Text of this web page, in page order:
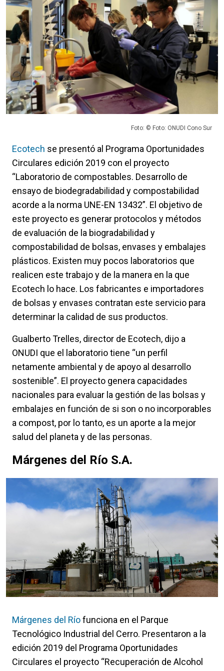
Foto: © Foto: ONUDI Cono Sur
Ecotech se presentó al Programa Oportunidades
Circulares edición 2019 con el proyecto
“Laboratorio de compostables. Desarrollo de
ensayo de biodegradabilidad y compostabilidad
acorde a la norma UNE-EN 13432”. El objetivo de
este proyecto es generar protocolos y métodos
de evaluación de la biogradabilidad y
compostabilidad de bolsas, envases y embalajes
plásticos. Existen muy pocos laboratorios que
realicen este trabajo y de la manera en la que
Ecotech lo hace. Los fabricantes e importadores
de bolsas y envases contratan este servicio para
determinar la calidad de sus productos.
Gualberto Trelles, director de Ecotech, dijo a
ONUDI que el laboratorio tiene “un perfil
netamente ambiental y de apoyo al desarrollo
sostenible”. El proyecto genera capacidades
nacionales para evaluar la gestión de las bolsas y
embalajes en función de si son o no incorporables
a compost, por lo tanto, es un aporte a la mejor
salud del planeta y de las personas.
Márgenes del Río S.A.
Márgenes del Ríofunciona en el Parque
Tecnológico Industrial del Cerro. Presentaron a la
edición 2019 del Programa Oportunidades
Circulares el proyecto “Recuperación de Alcohol